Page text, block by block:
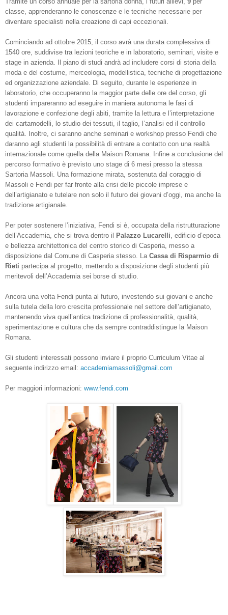
classe, apprenderanno le conoscenze e le tecniche necessarie per
diventare specialisti nella creazione di capi eccezionali.
Cominciando ad ottobre 2015, il corso avrà una durata complessiva di
1540 ore, suddivise tra lezioni teoriche e in laboratorio, seminari, visite e
stage in azienda. Il piano di studi andrà ad includere corsi di storia della
moda e del costume, merceologia, modellistica, tecniche di progettazione
ed organizzazione aziendale. Di seguito, durante le esperienze in
laboratorio, che occuperanno la maggior parte delle ore del corso, gli
studenti impareranno ad eseguire in maniera autonoma le fasi di
lavorazione e confezione degli abiti, tramite la lettura e l’interpretazione
dei cartamodelli, lo studio dei tessuti, il taglio, l’analisi ed il controllo
qualità. Inoltre, ci saranno anche seminari e workshop presso Fendi che
daranno agli studenti la possibilità di entrare a contatto con una realtà
internazionale come quella della Maison Romana. Infine a conclusione del
percorso formativo è previsto uno stage di 6 mesi presso la stessa
Sartoria Massoli. Una formazione mirata, sostenuta dal coraggio di
Massoli e Fendi per far fronte alla crisi delle piccole imprese e
dell’artigianato e tutelare non solo il futuro dei giovani d’oggi, ma anche la
tradizione artigianale.
Per poter sostenere l’iniziativa, Fendi si è, occupata della ristrutturazione
dell’Accademia, che si trova dentro il
Palazzo Lucarelli, edificio d’epoca
e bellezza architettonica del centro storico di Casperia, messo a
disposizione dal Comune di Casperia stesso. La Cassa di Risparmio di
Rieti partecipa al progetto, mettendo a disposizione degli studenti più
meritevoli dell’Accademia sei borse di studio.
Ancora una volta Fendi punta al futuro, investendo sui giovani e anche
sulla tutela della loro crescita professionale nel settore dell’artigianato,
mantenendo viva quell’antica tradizione di professionalità, qualità,
sperimentazione e cultura che da sempre contraddistingue la Maison
Romana.
Gli studenti interessati possono inviare il proprio Curriculum Vitae al
seguente indirizzo email: accademiamassoli@gmail.com
Per maggiori informazioni: www.fendi.com